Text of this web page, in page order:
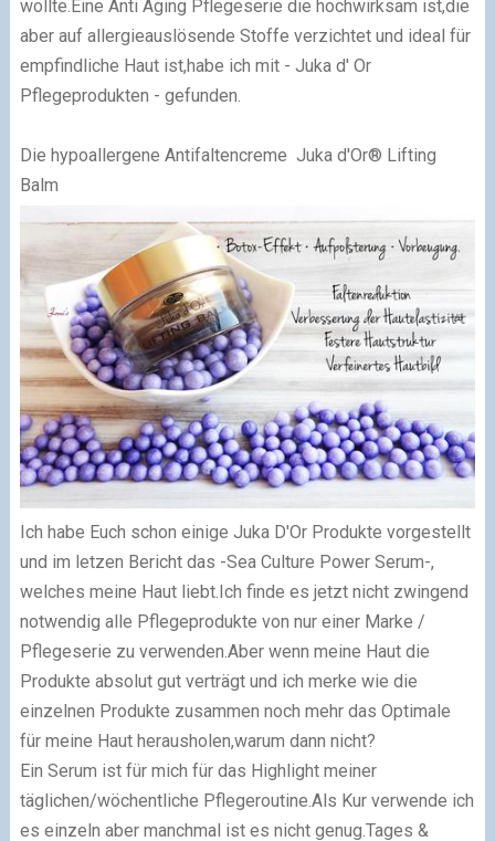
wollte.Eine Anti Aging Pflegeserie die hochwirksam ist,die
aber auf allergieauslösende Stoffe verzichtet und ideal für
empfindliche Haut ist,habe ich mit - Juka d' Or
Pflegeprodukten - gefunden.
Die hypoallergene Antifaltencreme Juka d'Or® Lifting
Balm
Ich habe Euch schon einige Juka D'Or Produkte vorgestellt
und im letzen Bericht das -Sea Culture Power Serum-,
welches meine Haut liebt.Ich finde es jetzt nicht zwingend
notwendig alle Pflegeprodukte von nur einer Marke /
Pflegeserie zu verwenden.Aber wenn meine Haut die
Produkte absolut gut verträgt und ich merke wie die
einzelnen Produkte zusammen noch mehr das Optimale
für meine Haut herausholen,warum dann nicht?
Ein Serum ist für mich für das Highlight meiner
täglichen/wöchentliche Pflegeroutine.Als Kur verwende ich
es einzeln aber manchmal ist es nicht genug.Tages &